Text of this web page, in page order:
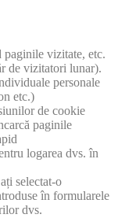
vizitate, etc.
de vizitatori lunar).
personale
etc.)
de cookie
paginile
logarea dvs. în
selectat-o
în formularele
dvs.